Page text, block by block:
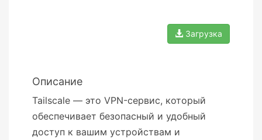
Загрузка
Описание
Tailscale — это VPN-сервис, который
обеспечивает безопасный и удобный
доступ к вашим устройствам и